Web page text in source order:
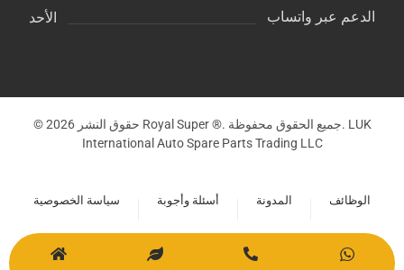
الأحد الدعم عبر واتساب
© حقوق النشر 2026 Royal Super ®. جميع الحقوق محفوظة. LUK
International Auto Spare Parts Trading LLC
سياسة الخصوصية أسئلة وأجوبة المدونة الوظائف